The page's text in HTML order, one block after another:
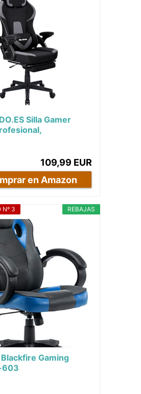
Silla Gamer
109,99 EUR
en Amazon
REBAJAS
Nº 3
Gaming
603